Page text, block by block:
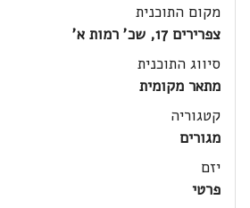
מקום התוכנית
צפרירים 17, שכ' רמות א'
סיווג התוכנית
מתאר מקומית
קטגוריה
מגורים
יזם
פרטי